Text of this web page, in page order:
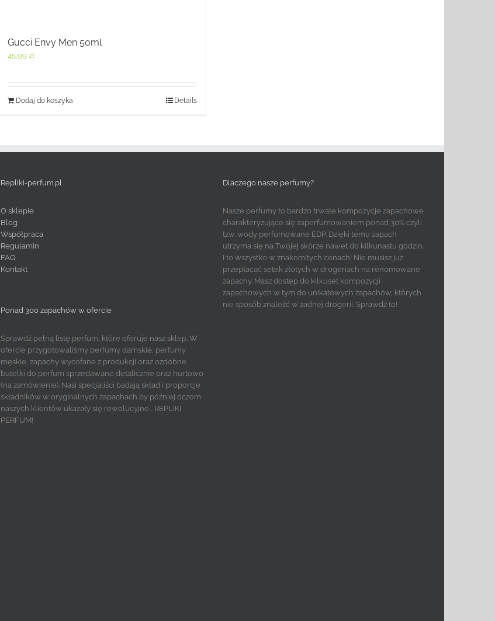
Gucci Envy Men 50ml
45,99 zł
Dodaj do koszyka Details
Repliki-perfum.pl
O sklepie
Blog
Współpraca
Regulamin
FAQ
Kontakt
Ponad 300 zapachów w ofercie
Sprawdź pełną listę perfum, które oferuje nasz sklep. W
ofercie przygotowaliśmy perfumy damskie, perfumy
męskie, zapachy wycofane z produkcji oraz ozdobne
butelki do perfum sprzedawane detalicznie oraz hurtowo
(na zamówienie). Nasi specjaliści badają skład i proporcje
składników w oryginalnych zapachach by później oczom
naszych klientów ukazały się rewolucyjne... REPLIKI
PERFUM!
Dlaczego nasze perfumy?
Nasze perfumy to bardzo trwałe kompozycje zapachowe
charakteryzujące się zaperfumowaniem ponad 30% czyli
tzw. wody perfumowane EDP. Dzięki temu zapach
utrzyma się na Twojej skórze nawet do kilkunastu godzin.
I to wszystko w znakomitych cenach! Nie musisz już
przepłacać setek złotych w drogeriach na renomowane
zapachy. Masz dostęp do kilkuset kompozycji
zapachowych w tym do unikatowych zapachów, których
nie sposób znaleźć w żadnej drogerii. Sprawdź to!